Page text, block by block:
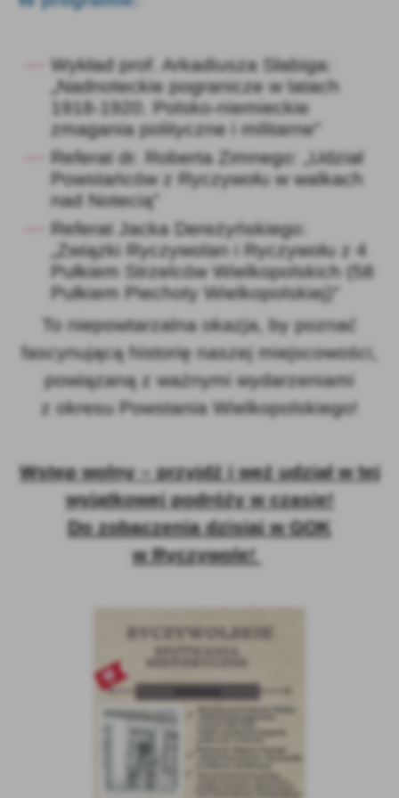
Firmy te działają w charakterze pośredników prezentujących nasze
Wykład prof. Arkadiusza Słabiga:
„Nadnoteckie pogranicze w latach
1918-1920. Polsko-niemieckie
zmagania polityczne i militarne”
Referat dr. Roberta Zimnego: „Udział
Powstańców z Ryczywołu w walkach
nad Notecią”
Referat Jacka Dereżyńskiego:
„Związki Ryczywolan i Ryczywołu z 4
Pułkiem Strzelców Wielkopolskich (58
Pułkiem Piechoty Wielkopolskiej)”
To niepowtarzalna okazja, by poznać
fascynującą historię naszej miejscowości,
powiązaną z ważnymi wydarzeniami
z okresu Powstania Wielkopolskiego!
Wstęp wolny – przyjdź i weź udział w tej
wyjątkowej podróży w czasie!
Do zobaczenia dzisiaj w GOK
w Ryczywole!